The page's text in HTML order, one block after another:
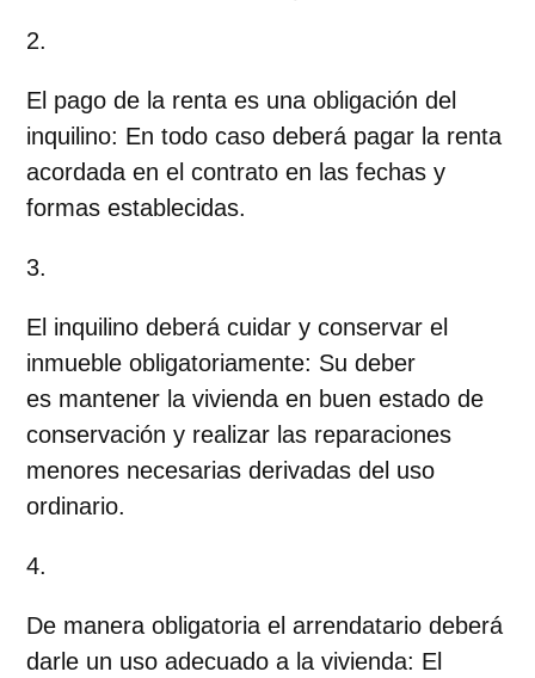
El pago de la renta es una obligación del
inquilino: En todo caso deberá pagar la renta
acordada en el contrato en las fechas y
formas establecidas.
El inquilino deberá cuidar y conservar el
inmueble obligatoriamente: Su deber
es mantener la vivienda en buen estado de
conservación y realizar las reparaciones
menores necesarias derivadas del uso
ordinario.
De manera obligatoria el arrendatario deberá
darle un uso adecuado a la vivienda: El